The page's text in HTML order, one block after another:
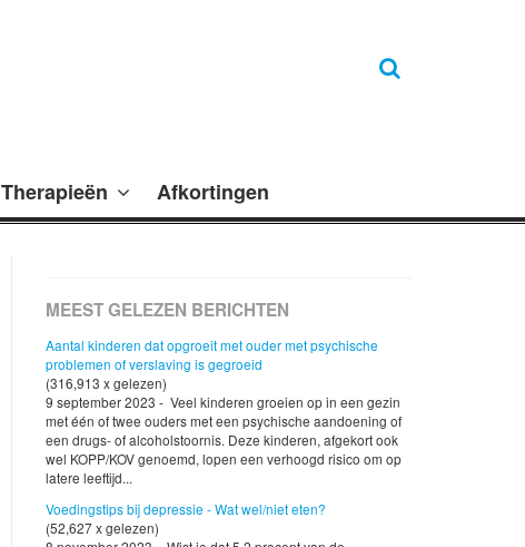
Therapieën Afkortingen
MEEST GELEZEN BERICHTEN
Aantal kinderen dat opgroeit met ouder met psychische
problemen of verslaving is gegroeid
(316,913 x gelezen)
9 september 2023 - Veel kinderen groeien op in een gezin
met één of twee ouders met een psychische aandoening of
een drugs- of alcoholstoornis. Deze kinderen, afgekort ook
wel KOPP/KOV genoemd, lopen een verhoogd risico om op
latere leeftijd...
Voedingstips bij depressie - Wat wel/niet eten?
(52,627 x gelezen)